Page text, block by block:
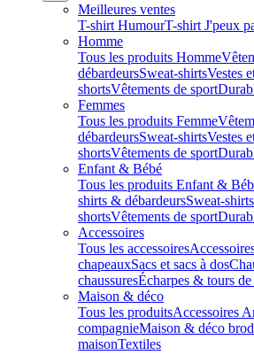
Meilleures ventes
T-shirt HumourT-shirt J'peux
Homme
Tous les produits Homme
débardeursSweat-shirtsVestes
shortsVêtements de sport
Femmes
Tous les produits Femme
débardeursSweat-shirtsVestes
shortsVêtements de sport
Enfant & Bébé
Tous les produits Enfant &
shirts & débardeursSweat-shirts
shortsVêtements de sport
Accessoires
Tous les accessoires
chapeauxSacs et sacs à dos
chaussuresÉcharpes & tours de
Maison & déco
Tous les produitsAccessoires
compagnieMaison & déco
maisonTextiles